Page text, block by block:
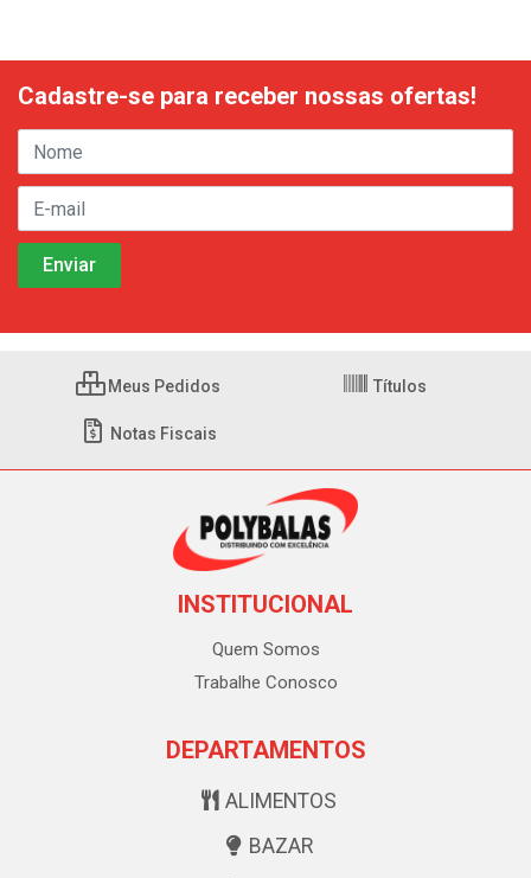
Cadastre-se para receber nossas ofertas!
Meus Pedidos Títulos
Notas Fiscais
INSTITUCIONAL
Quem Somos
Trabalhe Conosco
DEPARTAMENTOS
ALIMENTOS
BAZAR